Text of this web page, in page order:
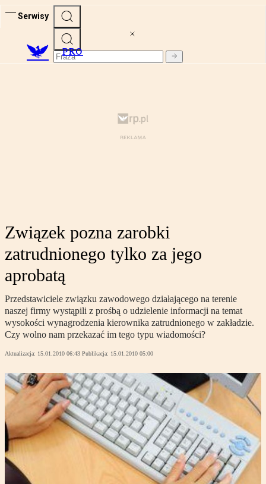
Serwisy
PRO
Związek pozna zarobki
zatrudnionego tylko za jego
aprobatą
Przedstawiciele związku zawodowego działającego na terenie
naszej firmy wystąpili z prośbą o udzielenie informacji na temat
wysokości wynagrodzenia kierownika zatrudnionego w zakładzie.
Czy wolno nam przekazać im tego typu wiadomości?
Aktualizacja: 15.01.2010 06:43 Publikacja: 15.01.2010 05:00